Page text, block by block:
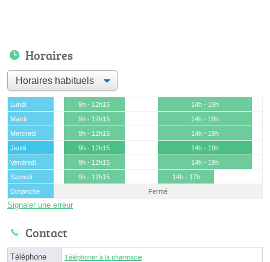
Horaires
Lundi 9h - 12h15
14h - 19h
Mardi
9h - 12h15
14h - 19h
Mercredi
9h - 12h15
14h - 19h
Jeudi
9h - 12h15
14h - 19h
Vendredi
9h - 12h15
14h - 19h
Samedi
9h - 12h15
14h - 17h
Dimanche
Fermé
Signaler une erreur
Contact
Téléphone Téléphoner à la pharmacie